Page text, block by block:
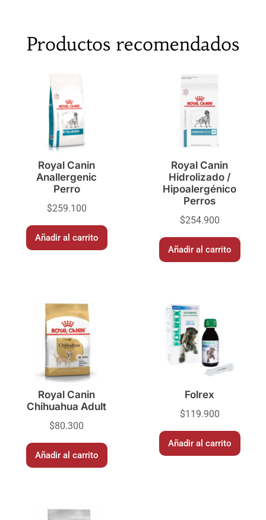
Productos recomendados
Royal Canin
Anallergenic
Perro
$259.100
Añadir al carrito
Royal Canin
Hidrolizado /
Hipoalergénico
Perros
$254.900
Añadir al carrito
Royal Canin
Chihuahua Adult
$80.300
Añadir al carrito
Folrex
$119.900
Añadir al carrito